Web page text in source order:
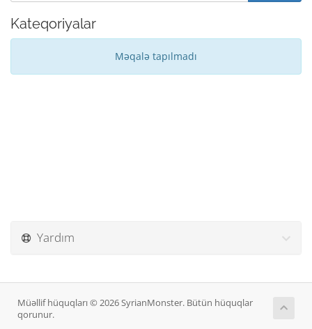
Kateqoriyalar
Məqalə tapılmadı
Yardım
Müəllif hüquqları © 2026 SyrianMonster. Bütün hüquqlar
qorunur.